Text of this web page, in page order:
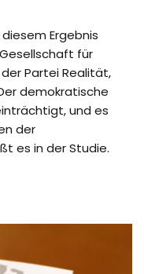
Ergebnis
für
Partei Realität,
demokratische
und es
der
es in der Studie.